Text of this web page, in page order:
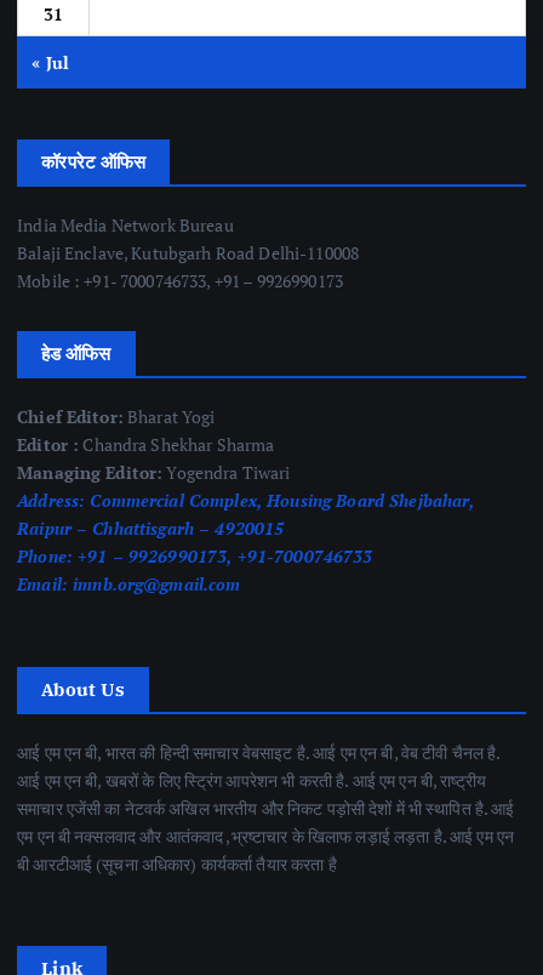
31
« Jul
कॉरपरेट ऑफिस
India Media Network Bureau
Balaji Enclave, Kutubgarh Road Delhi-110008
Mobile : +91- 7000746733, +91 – 9926990173
हेड ऑफिस
Chief Editor: Bharat Yogi
Editor : Chandra Shekhar Sharma
Managing Editor: Yogendra Tiwari
Address: Commercial Complex, Housing Board Shejbahar,
Raipur – Chhattisgarh – 4920015
Phone: +91 – 9926990173, +91-7000746733
Email: imnb.org@gmail.com
About Us
आई एम एन बी, भारत की हिन्दी समाचार वेबसाइट है. आई एम एन बी, वेब टीवी चैनल है.
आई एम एन बी, खबरों के लिए स्ट्रिंग आपरेशन भी करती है. आई एम एन बी, राष्ट्रीय
समाचार एजेंसी का नेटवर्क अखिल भारतीय और निकट पड़ोसी देशों में भी स्थापित है. आई
एम एन बी नक्सलवाद और आतंकवाद ,भ्रष्टाचार के खिलाफ लड़ाई लड़ता है. आई एम एन
बी आरटीआई (सूचना अधिकार) कार्यकर्ता तैयार करता है
Link